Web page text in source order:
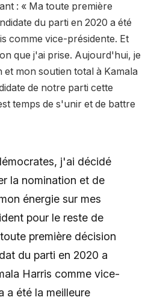
: « Ma toute première
du parti en 2020 a été
comme vice-présidente. Et
que j'ai prise. Aujourd'hui, je
mon soutien total à Kamala
de notre parti cette
temps de s'unir et de battre
j'ai décidé
la nomination et de
énergie sur mes
pour le reste de
première décision
du parti en 2020 a
Harris comme vice-
a été la meilleure